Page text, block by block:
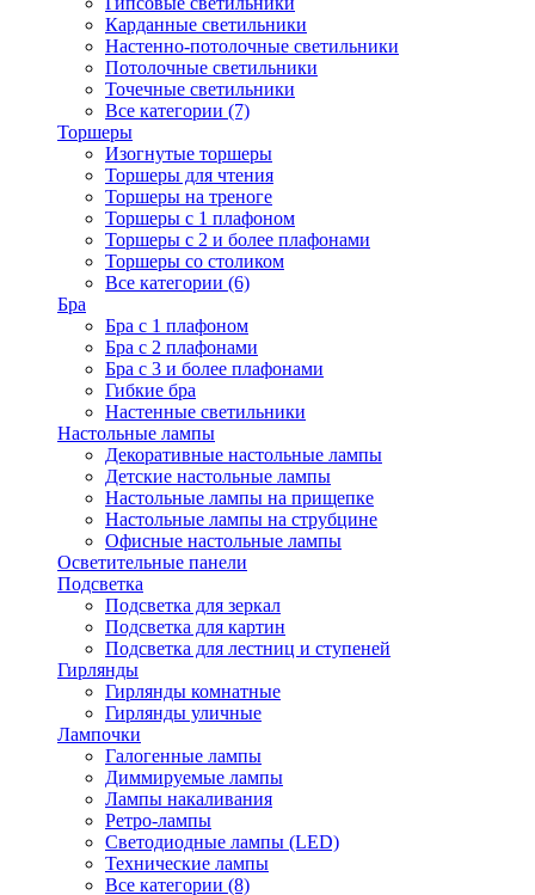
Карданные светильники
Настенно-потолочные светильники
Потолочные светильники
Точечные светильники
Все категории (7)
Торшеры
Изогнутые торшеры
Торшеры для чтения
Торшеры на треноге
Торшеры с 1 плафоном
Торшеры с 2 и более плафонами
Торшеры со столиком
Все категории (6)
Бра
Бра с 1 плафоном
Бра с 2 плафонами
Бра с 3 и более плафонами
Гибкие бра
Настенные светильники
Настольные лампы
Декоративные настольные лампы
Детские настольные лампы
Настольные лампы на прищепке
Настольные лампы на струбцине
Офисные настольные лампы
Осветительные панели
Подсветка
Подсветка для зеркал
Подсветка для картин
Подсветка для лестниц и ступеней
Гирлянды
Гирлянды комнатные
Гирлянды уличные
Лампочки
Галогенные лампы
Диммируемые лампы
Лампы накаливания
Ретро-лампы
Светодиодные лампы (LED)
Технические лампы
Все категории (8)